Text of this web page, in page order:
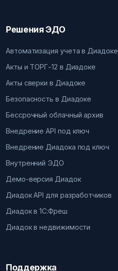
Решения ЭДО
Автоматизация учета в Диадоке
Акты и ТОРГ-12 в Диадоке
Акты сверки в Диадоке
Безопасность в Диадоке
Бессрочный облачный архив
Внедрение API под ключ
Внедрение Диадока под ключ
Внутренний ЭДО
Демо-версия Диадок
Диадок API для разработчиков
Диадок в 1С:Фреш
Диадок в недвижимости
Поддержка